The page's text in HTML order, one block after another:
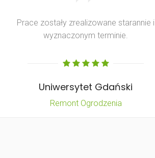
Prace zostały zrealizowane starannie i
wyznaczonym terminie.
Uniwersytet Gdański
Remont Ogrodzenia